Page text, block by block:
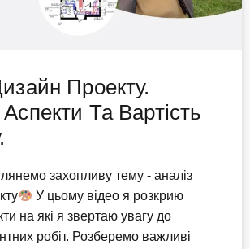
Проекту.
Та Вартість
захопливу тему - аналіз
У цьому відео я розкрию
на які я звертаю увагу до
робіт. Розберемо важливі